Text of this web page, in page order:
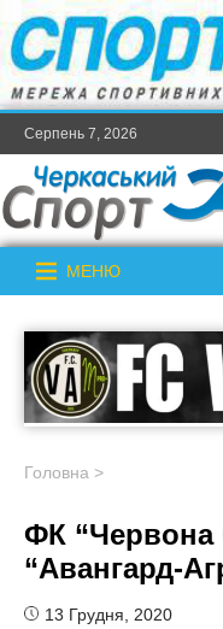
Серпень 7, 2026
МЕНЮ
Головна >
ФК “Червона
“Авангард-
13 Грудня, 2020